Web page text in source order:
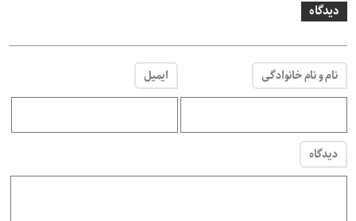
دیدگاه
نام و نام خانوادگی ایمیل
دیدگاه